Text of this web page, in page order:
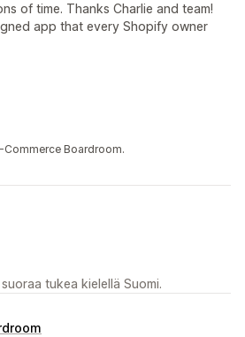
of time. Thanks Charlie and team!
app that every Shopify owner
Boardroom.
tukea kielellä Suomi.